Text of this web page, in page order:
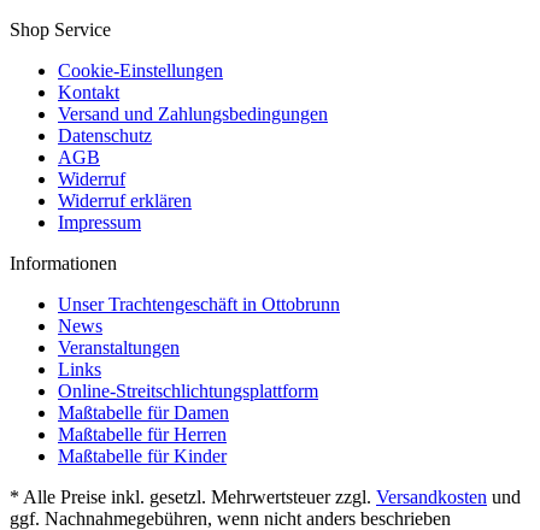
Shop Service
Cookie-Einstellungen
Kontakt
Versand und Zahlungsbedingungen
Datenschutz
AGB
Widerruf
Widerruf erklären
Impressum
Informationen
Unser Trachtengeschäft in Ottobrunn
News
Veranstaltungen
Links
Online-Streitschlichtungsplattform
Maßtabelle für Damen
Maßtabelle für Herren
Maßtabelle für Kinder
* Alle Preise inkl. gesetzl. Mehrwertsteuer zzgl. Versandkosten und
ggf. Nachnahmegebühren, wenn nicht anders beschrieben